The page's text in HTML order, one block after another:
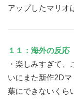
アップしたマリオ
１１：海外の反応
・楽しみすぎて
いにまた新作2D
葉にできないくら